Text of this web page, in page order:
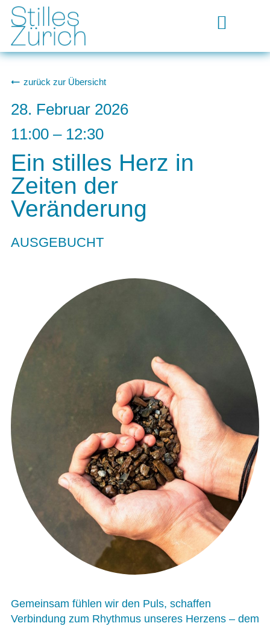
zurück zur Übersicht
28. Februar 2026
11:00 – 12:30
Ein stilles Herz in
Zeiten der
Veränderung
AUSGEBUCHT
Gemeinsam fühlen wir den Puls, schaffen
Verbindung zum Rhythmus unseres Herzens – dem